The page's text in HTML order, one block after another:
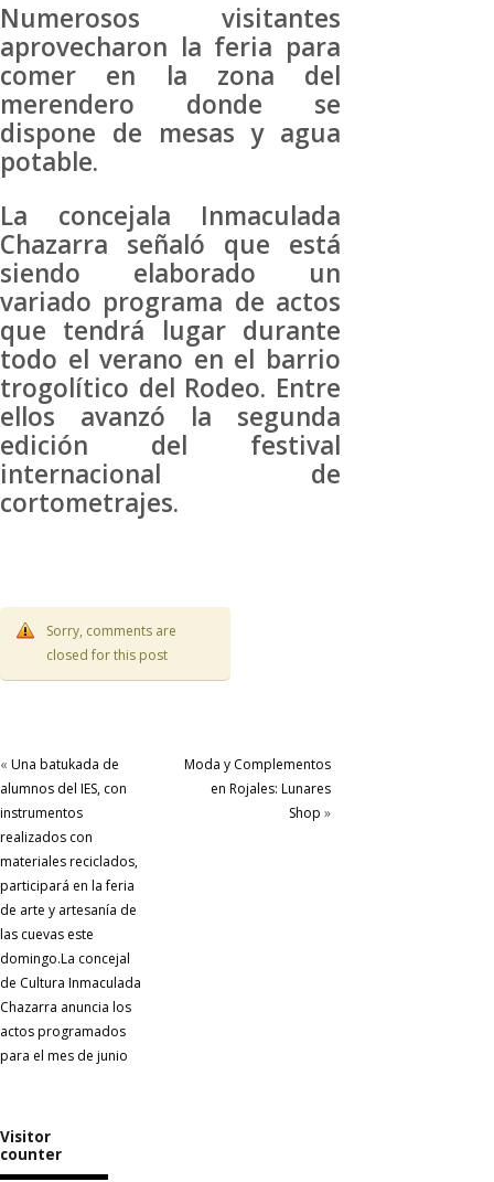
Numerosos visitantes
aprovecharon la feria para
comer en la zona del
merendero donde se
dispone de mesas y agua
potable.
La concejala Inmaculada
Chazarra señaló que está
siendo elaborado un
variado programa de actos
que tendrá lugar durante
todo el verano en el barrio
trogolítico del Rodeo. Entre
ellos avanzó la segunda
edición del festival
internacional de
cortometrajes.
Sorry, comments are
closed for this post
« Una batukada de
alumnos del IES, con
instrumentos
realizados con
materiales reciclados,
participará en la feria
de arte y artesanía de
las cuevas este
domingo.La concejal
de Cultura Inmaculada
Chazarra anuncia los
actos programados
para el mes de junio
Moda y Complementos
en Rojales: Lunares
Shop »
Visitor
counter